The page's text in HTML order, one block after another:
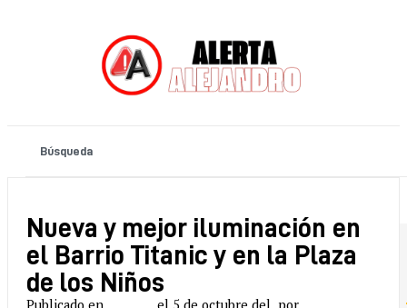
Nueva y mejor iluminación en
el Barrio Titanic y en la Plaza
de los Niños